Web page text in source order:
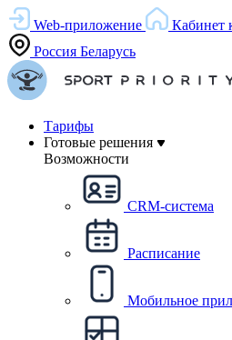
Web-приложение
Кабинет
Россия Беларусь
Тарифы
Готовые решения
Возможности
CRM-система
Расписание
Мобильное